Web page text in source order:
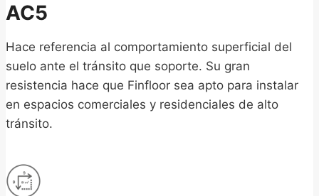
AC5
Hace referencia al comportamiento superficial del
suelo ante el tránsito que soporte. Su gran
resistencia hace que Finfloor sea apto para instalar
en espacios comerciales y residenciales de alto
tránsito.